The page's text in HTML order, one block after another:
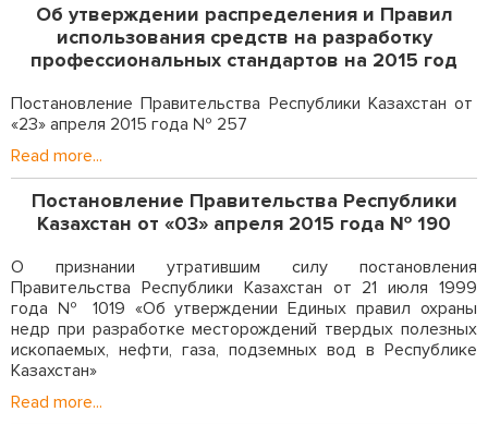
Об утверждении распределения и Правил
использования средств на разработку
профессиональных стандартов на 2015 год
Постановление Правительства Республики Казахстан от
«23» апреля 2015 года № 257
Read more...
Постановление Правительства Республики
Казахстан от «03» апреля 2015 года № 190
О признании утратившим силу постановления
Правительства Республики Казахстан от 21 июля 1999
года № 1019 «Об утверждении Единых правил охраны
недр при разработке месторождений твердых полезных
ископаемых, нефти, газа, подземных вод в Республике
Казахстан»
Read more...